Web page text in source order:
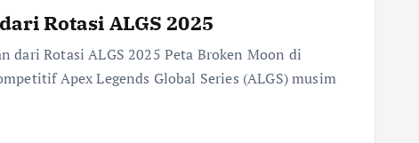
Rotasi ALGS 2025
dari Rotasi ALGS 2025 Peta Broken Moon di
Apex Legends Global Series (ALGS) musim